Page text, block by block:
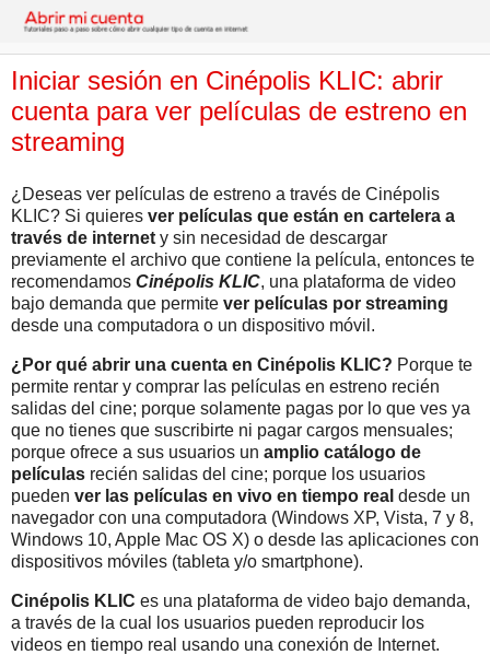
Iniciar sesión en Cinépolis KLIC: abrir
cuenta para ver películas de estreno en
streaming
¿Deseas ver películas de estreno a través de Cinépolis
KLIC? Si quieres ver películas que están en cartelera a
través de internet y sin necesidad de descargar
previamente el archivo que contiene la película, entonces te
recomendamos Cinépolis KLIC, una plataforma de video
bajo demanda que permite ver películas por streaming
desde una computadora o un dispositivo móvil.
¿Por qué abrir una cuenta en Cinépolis KLIC? Porque te
permite rentar y comprar las películas en estreno recién
salidas del cine; porque solamente pagas por lo que ves ya
que no tienes que suscribirte ni pagar cargos mensuales;
porque ofrece a sus usuarios un amplio catálogo de
películas recién salidas del cine; porque los usuarios
pueden ver las películas en vivo en tiempo real desde un
navegador con una computadora (Windows XP, Vista, 7 y 8,
Windows 10, Apple Mac OS X) o desde las aplicaciones con
dispositivos móviles (tableta y/o smartphone).
Cinépolis KLIC es una plataforma de video bajo demanda,
a través de la cual los usuarios pueden reproducir los
videos en tiempo real usando una conexión de Internet.